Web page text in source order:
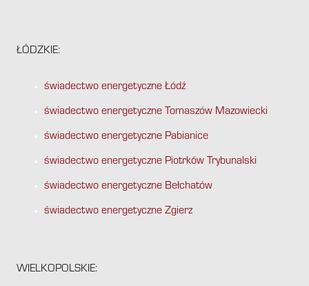
ŁÓDZKIE:
świadectwo energetyczne Łódź
świadectwo energetyczne Tomaszów Mazowiecki
świadectwo energetyczne Pabianice
świadectwo energetyczne Piotrków Trybunalski
świadectwo energetyczne Bełchatów
świadectwo energetyczne Zgierz
WIELKOPOLSKIE: